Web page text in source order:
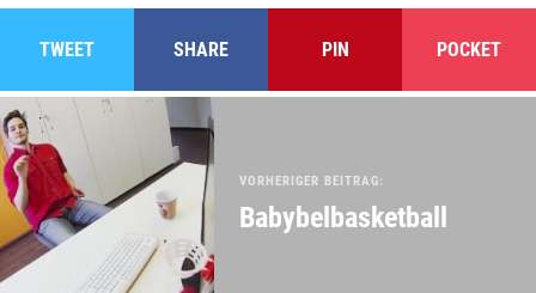
TWEET SHARE PIN POCKET
VORHERIGER BEITRAG:
Babybelbasketball